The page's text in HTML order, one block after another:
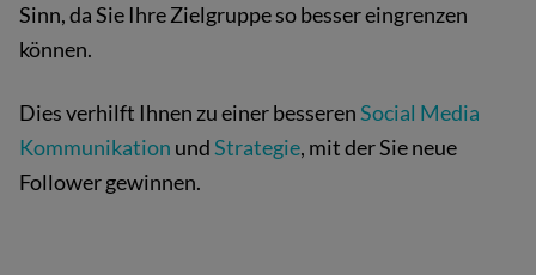
Sinn, da Sie Ihre Zielgruppe so besser eingrenzen
können.
Dies verhilft Ihnen zu einer besserenSocial Media
Kommunikation undStrategie, mit der Sie neue
Follower gewinnen.